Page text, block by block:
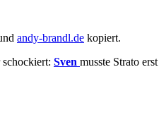
andy-brandl.de kopiert.
Sven musste Strato